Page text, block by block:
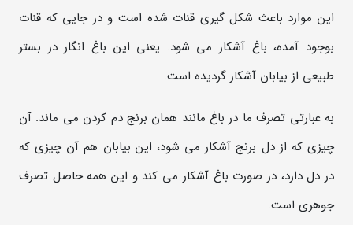
این موارد باعث شکل گیری قنات شده است و در جایی که قنات
بوجود آمده، باغ آشکار می شود. یعنی این باغ انگار در بستر
طبیعی از بیابان آشکار گردیده است.
به عبارتی تصرف ما در باغ مانند همان برنج دم کردن می ماند. آن
چیزی که از دل برنج آشکار می شود، این بیابان هم آن چیزی که
در دل دارد، در صورت باغ آشکار می کند و این همه حاصل تصرف
جوهری است.